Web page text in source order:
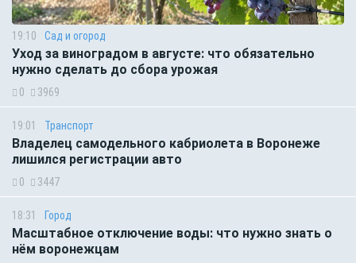
19:10 Сад и огород
Уход за виноградом в августе: что обязательно
нужно сделать до сбора урожая
0 3969
19:01 Транспорт
Владелец самодельного кабриолета в Воронеже
лишился регистрации авто
0 3447
18:31 Город
Масштабное отключение воды: что нужно знать о
нём воронежцам